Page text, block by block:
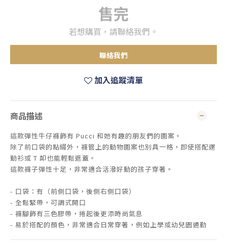
售完
若想購買，請聯絡我們。
聯絡我們
加入追蹤清單
商品描述
這款彈性牛仔褲飾有 Pucci 和她有趣的朋友們的圖案。
除了前口袋的點綴外，褲管上的動物圖案也別具一格，即使搭配運
動衫或 T 卹也能輕鬆遮蓋。
這款褲子彈性十足，非常適合活潑好動的孩子穿著。
- 口袋：有（前側口袋，後側右側口袋）
- 全鬆緊帶，可調式開口
- 褲腳飾有三色膠帶，捲起後更添時尚氣息
- 易於搭配的顏色，非常適合日常穿著，例如上學或幼兒園通勤